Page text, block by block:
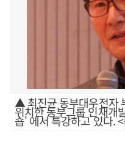
▲ 최진균 동부대우전자
위치한 동부그룹 인재개
숍' 에서 특강하고 있다.